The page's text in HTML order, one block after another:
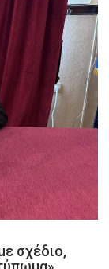
σχέδιο,